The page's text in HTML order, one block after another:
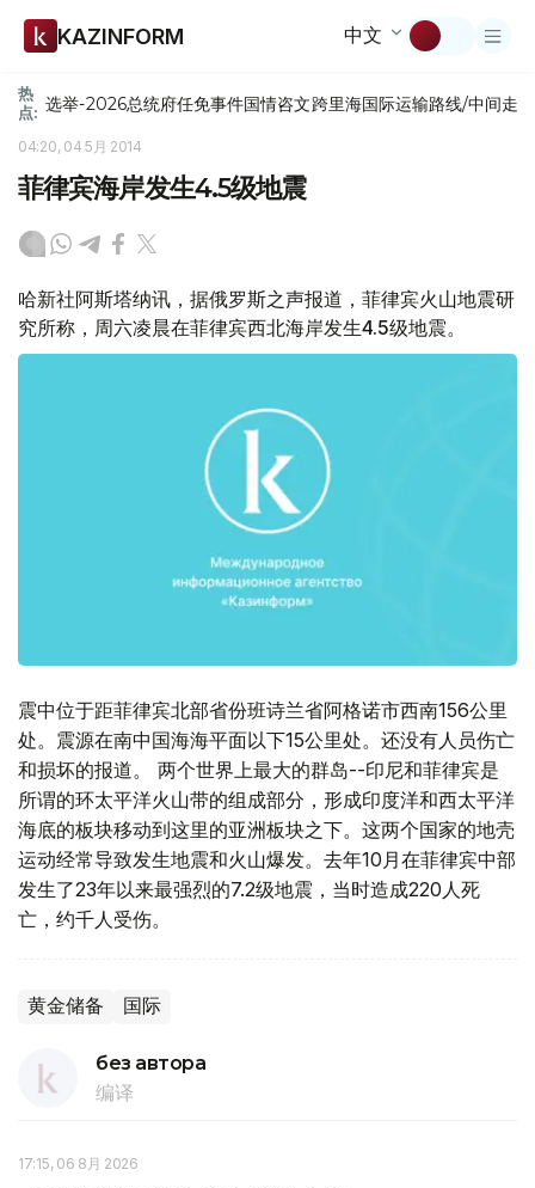
KAZINFORM 中文
热
点: 选举-2026总统府任免事件国情咨文跨里海国际运输路线/中间走廊
04:20, 04 5月 2014
菲律宾海岸发生4.5级地震
哈新社阿斯塔纳讯，据俄罗斯之声报道，菲律宾火山地震研
究所称，周六凌晨在菲律宾西北海岸发生4.5级地震。
震中位于距菲律宾北部省份班诗兰省阿格诺市西南156公里
处。震源在南中国海海平面以下15公里处。还没有人员伤亡
和损坏的报道。 两个世界上最大的群岛--印尼和菲律宾是
所谓的环太平洋火山带的组成部分，形成印度洋和西太平洋
海底的板块移动到这里的亚洲板块之下。这两个国家的地壳
运动经常导致发生地震和火山爆发。去年10月在菲律宾中部
发生了23年以来最强烈的7.2级地震，当时造成220人死
亡，约千人受伤。
黄金储备 国际
без автора
编译
17:15, 06 8月 2026